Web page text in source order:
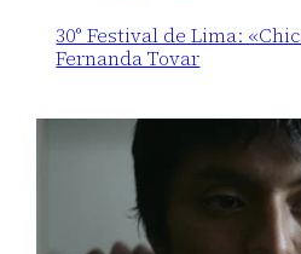
30° Festival de Lima:
Fernanda Tovar